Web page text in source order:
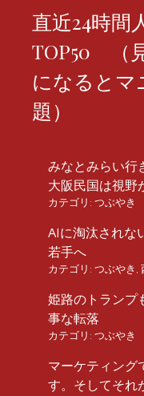
直近24時間
TOP50 （
になるとマ
題）
みなとみらい行
大阪民国は視野
カテゴリ: つぶやき
AIに淘汰されな
若手へ
カテゴリ: つぶやき
姫路のトランプ
事な転落
カテゴリ: つぶやき
マーケティング
す。そしてそれ